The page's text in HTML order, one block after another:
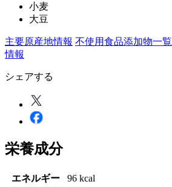
小麦
大豆
主要原産地情報 不使用食品添加物一覧
情報
シェアする
栄養成分
エネルギー
96 kcal